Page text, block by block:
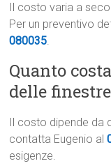
Il costo varia a
Per un preventivo
080035.
Quanto
delle
Il costo dipende da
contatta Eugenio al
esigenze.